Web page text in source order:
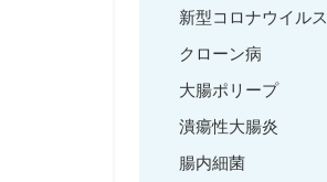
新型コロナウイルス
クローン病
大腸ポリープ
潰瘍性大腸炎
腸内細菌